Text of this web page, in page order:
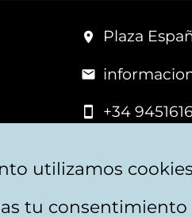
Plaza
+34
utilizamos
tu